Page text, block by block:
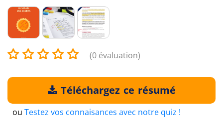
(0 évaluation)
Téléchargez ce résumé
ou Testez vos connaisances avec notre quiz !